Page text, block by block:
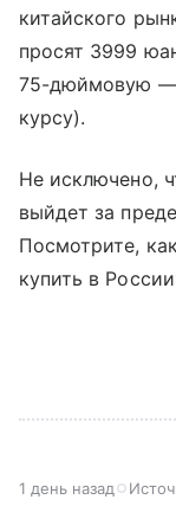
китайского
просят 3999
75-дюймовую —
курсу).
Не исключено,
выйдет за
Посмотрите,
купить в
1 день назад